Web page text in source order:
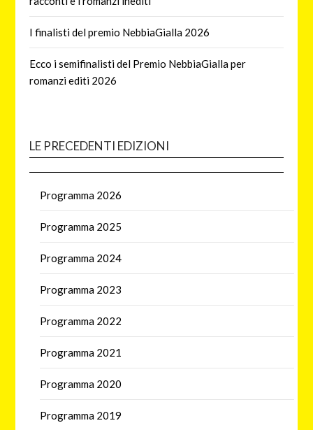
I finalisti del premio NebbiaGialla 2026
Ecco i semifinalisti del Premio NebbiaGialla per
romanzi editi 2026
LE PRECEDENTI EDIZIONI
Programma 2026
Programma 2025
Programma 2024
Programma 2023
Programma 2022
Programma 2021
Programma 2020
Programma 2019